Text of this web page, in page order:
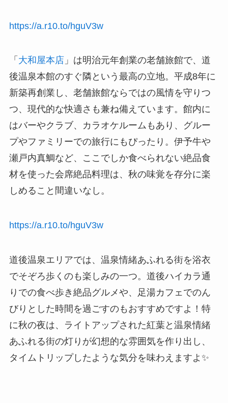
https://a.r10.to/hguV3w
「 大和屋本店」は明治元年創業の老舗旅館で、道
後温泉本館のすぐ隣という最高の立地。平成8年に
新築再創業し、老舗旅館ならではの風情を守りつ
つ、現代的な快適さも兼ね備えています。館内に
はバーやクラブ、カラオケルームもあり、グルー
プやファミリーでの旅行にもぴったり。伊予牛や
瀬戸内真鯛など、ここでしか食べられない絶品食
材を使った会席絶品料理は、秋の味覚を存分に楽
しめること間違いなし。
https://a.r10.to/hguV3w
道後温泉エリアでは、温泉情緒あふれる街を浴衣
でそぞろ歩くのも楽しみの一つ。道後ハイカラ通
りでの食べ歩き絶品グルメや、足湯カフェでのん
びりとした時間を過ごすのもおすすめですよ！特
に秋の夜は、ライトアップされた紅葉と温泉情緒
あふれる街の灯りが幻想的な雰囲気を作り出し、
タイムトリップしたような気分を味わえますよ✨